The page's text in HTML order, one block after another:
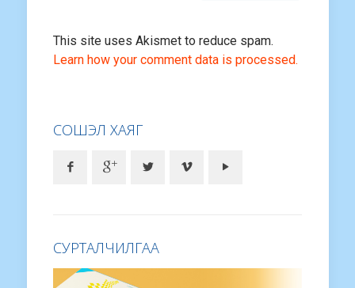
This site uses Akismet to reduce spam.
Learn how your comment data is processed.
СОШЭЛ ХАЯГ
СУРТАЛЧИЛГАА